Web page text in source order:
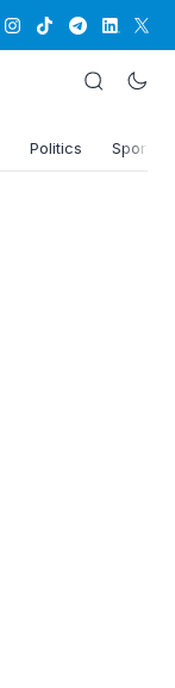
Politics Sports